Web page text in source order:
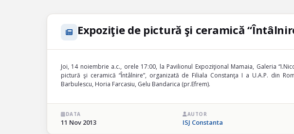
Expoziţie de pictură şi ceramică
Joi, 14 noiembrie a.c., orele 17:00, la Pavilionul Expoziţional Mamaia, Galeria
pictură şi ceramică “Întâlnire”, organizată de Filiala Constanţa I a U.A.P. din
Barbulescu, Horia Farcasiu, Gelu Bandarica (pr.Efrem).
DATA
11 Nov 2013
AUTOR
ISJ Constanta